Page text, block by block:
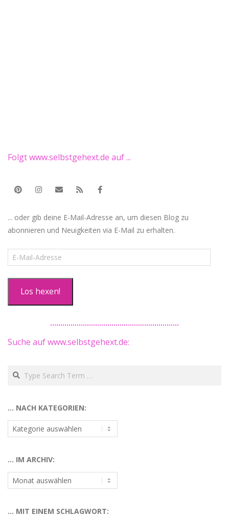
Folgt www.selbstgehext.de auf ...
... oder gib deine E-Mail-Adresse an, um diesen Blog zu
abonnieren und Neuigkeiten via E-Mail zu erhalten.
E-
Mail-
Los hexen!
Suche auf www.selbstgehext.de:
Search
… NACH KATEGORIEN:
…
nach
… IM ARCHIV:
…
im
… MIT EINEM SCHLAGWORT: